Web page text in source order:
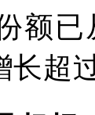
额
长超